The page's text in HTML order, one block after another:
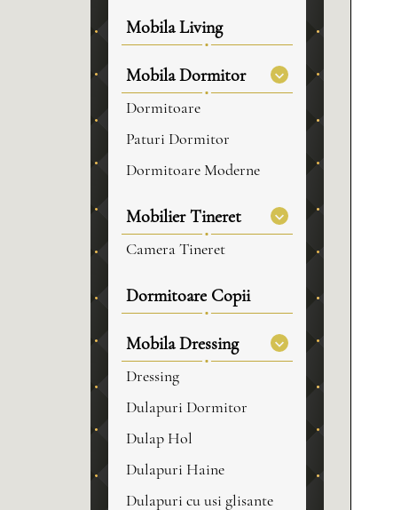
Mobila Living
Mobila Dormitor
Dormitoare
Paturi Dormitor
Dormitoare Moderne
Mobilier Tineret
Camera Tineret
Dormitoare Copii
Mobila Dressing
Dressing
Dulapuri Dormitor
Dulap Hol
Dulapuri Haine
Dulapuri cu usi glisante